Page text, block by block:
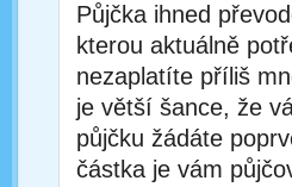
Půjčka ihned
kterou aktuálně
nezaplatíte příliš
je větší šance, že
půjčku žádáte
částka je vám